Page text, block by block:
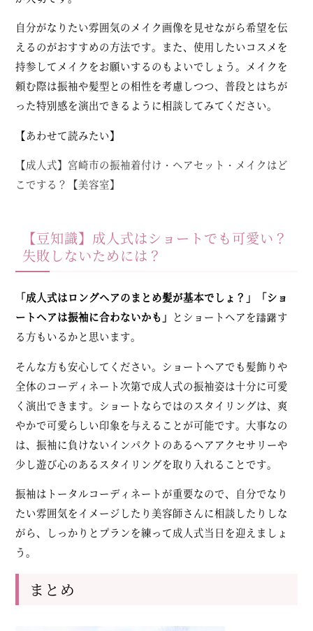
自分がなりたい雰囲気のメイク画像を見せながら希望を伝
えるのがおすすめの方法です。また、使用したいコスメを
持参してメイクをお願いするのもよいでしょう。メイクを
頼む際は振袖や髪型との相性を考慮しつつ、普段とはちが
った特別感を演出できるように相談してみてください。
【あわせて読みたい】
【成人式】宮崎市の振袖着付け・ヘアセット・メイクはど
こでする？【美容室】
【豆知識】成人式はショートでも可愛い？
失敗しないためには？
「成人式はロングヘアのまとめ髪が基本でしょ？」「ショ
ートヘアは振袖に合わないかも」 とショートヘアを躊躇す
る方もいるかと思います。
そんな方も安心してください。ショートヘアでも髪飾りや
全体のコーディネート次第で成人式の振袖姿は十分に可愛
く演出できます。ショートならではのスタイリングは、爽
やかで可愛らしい印象を与えることが可能です。大事なの
は、振袖に負けないインパクトのあるヘアアクセサリーや
少し遊び心のあるスタイリングを取り入れることです。
振袖はトータルコーディネートが重要なので、自分でなり
たい雰囲気をイメージしたり美容師さんに相談したりしな
がら、しっかりとプランを練って成人式当日を迎えましょ
う。
まとめ